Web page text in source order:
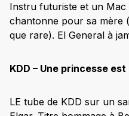
Instru futuriste et un
chantonne pour sa mère
que rare). El General à
KDD – Une princesse
LE tube de KDD sur un